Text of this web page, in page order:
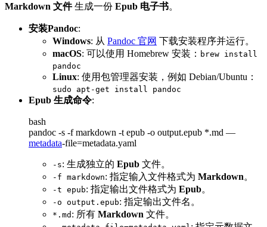
Markdown 文件生成一份 Epub 电子书。
安装Pandoc:
Windows: 从 Pandoc 官网 下载安装程序并运行。
macOS: 可以使用 Homebrew 安装： brew install
pandoc
Linux: 使用包管理器安装，例如 Debian/Ubuntu：
sudo apt-get install pandoc
Epub 生成命令:
bash
pandoc -s -f markdown -t epub -o output.epub *.md —
metadata-file=metadata.yaml
-s: 生成独立的 Epub 文件。
-f markdown: 指定输入文件格式为 Markdown。
-t epub: 指定输出文件格式为 Epub。
-o output.epub: 指定输出文件名。
*.md : 所有 Markdown 文件。